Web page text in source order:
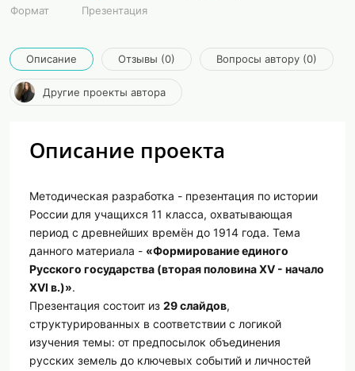
Формат
Презентация
Описание Отзывы (0) Вопросы автору (0)
Другие проекты автора
Описание проекта
Методическая разработка - презентация по истории
России для учащихся 11 класса, охватывающая
период с древнейших времён до 1914 года. Тема
данного материала - «Формирование единого
Русского государства (вторая половина XV - начало
XVI в.)».
Презентация состоит из 29 слайдов,
структурированных в соответствии с логикой
изучения темы: от предпосылок объединения
русских земель до ключевых событий и личностей